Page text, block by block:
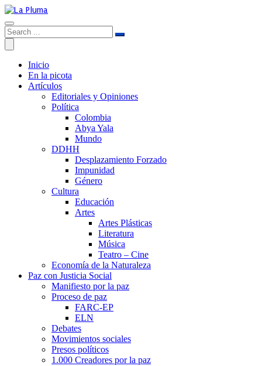
Inicio
En la picota
Artículos
Editoriales y Opiniones
Política
Colombia
Abya Yala
Mundo
DDHH
Desplazamiento Forzado
Impunidad
Género
Cultura
Educación
Artes
Artes Plásticas
Literatura
Música
Teatro – Cine
Economía de la Naturaleza
Paz con Justicia Social
Manifiesto por la paz
Proceso de paz
FARC-EP
ELN
Debates
Movimientos sociales
Presos políticos
1.000 Creadores por la paz